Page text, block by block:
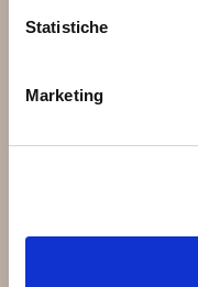
Statistiche
Marketing